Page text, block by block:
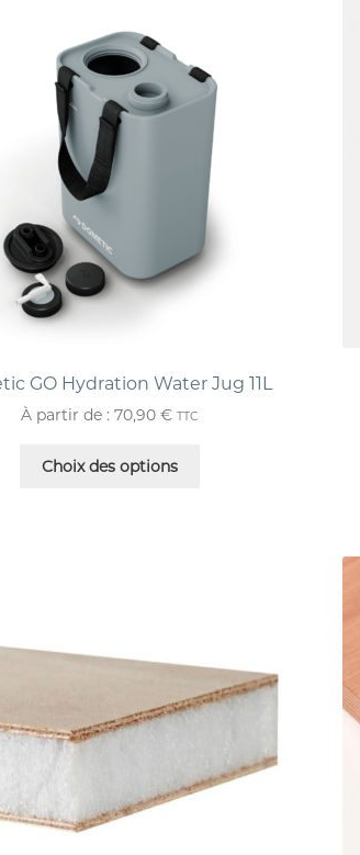
GO Hydration Water Jug 11L
À partir de : 70,90 € TTC
Choix des options